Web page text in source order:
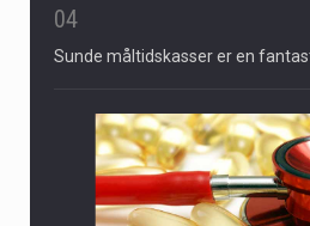
04
Sunde måltidskasser er en